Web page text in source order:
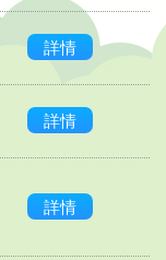
詳情
詳情
詳情